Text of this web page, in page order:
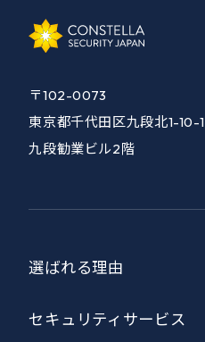
〒102-0073
東京都千代田区九段北1-10-1
九段勧業ビル2階
選ばれる理由
セキュリティサービス